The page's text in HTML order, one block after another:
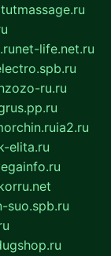
tutmassage.ru
net-life.net.ru
ru.ru
ia2.ru
elita.ru
suo.spb.ru